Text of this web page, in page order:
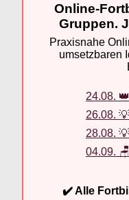
Online-
Gruppen.
Praxisnahe
umsetzbaren
24.08.
26.08.
28.08.
04.09.
✔️ Alle